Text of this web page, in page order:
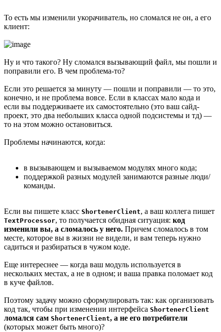
То есть мы изменили укорачиватель, но сломался не он, а его
клиент:
Ну и что такого? Ну сломался вызывающий файл, мы пошли и
поправили его. В чем проблема-то?
Если это решается за минуту — пошли и поправили — то это,
конечно, и не проблема вовсе. Если в классах мало кода и
если вы поддерживаете их самостоятельно (это ваш сайд-
проект, это два небольших класса одной подсистемы и тд) —
то на этом можно остановиться.
Проблемы начинаются, когда:
в вызывающем и вызываемом модулях много кода;
поддержкой разных модулей занимаются разные люди/
команды.
Если вы пишете класс ShortenerClient, а ваш коллега пишет
TextProcessor, то получается обидная ситуация: код
изменили вы, а сломалось у него. Причем сломалось в том
месте, которое вы в жизни не видели, и вам теперь нужно
садиться и разбираться в чужом коде.
Еще интереснее — когда ваш модуль используется в
нескольких местах, а не в одном; и ваша правка поломает код
в куче файлов.
Поэтому задачу можно сформулировать так: как организовать
код так, чтобы при изменении интерфейса ShortenerClient
ломался сам ShortenerClient, а не его потребители
(которых может быть много)?